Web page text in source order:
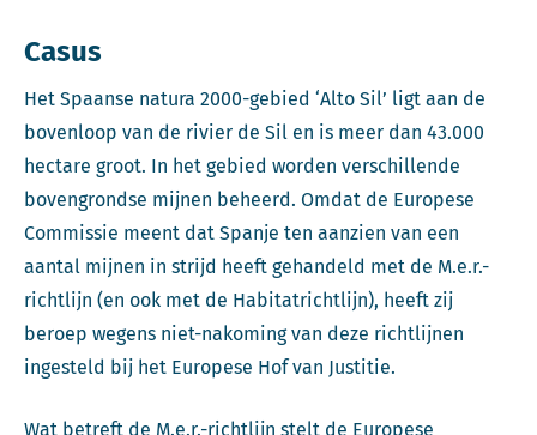
Casus
Het Spaanse natura 2000-gebied ‘Alto Sil’ ligt aan de
bovenloop van de rivier de Sil en is meer dan 43.000
hectare groot. In het gebied worden verschillende
bovengrondse mijnen beheerd. Omdat de Europese
Commissie meent dat Spanje ten aanzien van een
aantal mijnen in strijd heeft gehandeld met de M.e.r.-
richtlijn (en ook met de Habitatrichtlijn), heeft zij
beroep wegens niet-nakoming van deze richtlijnen
ingesteld bij het Europese Hof van Justitie.
Wat betreft de M.e.r.-richtlijn stelt de Europese